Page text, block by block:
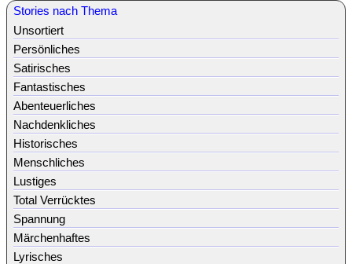
Stories nach Thema
Unsortiert
Persönliches
Satirisches
Fantastisches
Abenteuerliches
Nachdenkliches
Historisches
Menschliches
Lustiges
Total Verrücktes
Spannung
Märchenhaftes
Lyrisches